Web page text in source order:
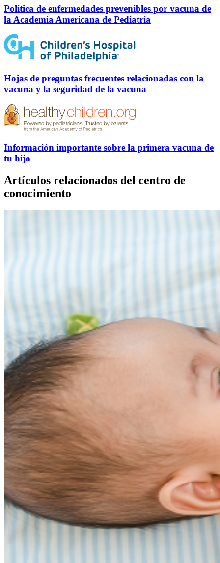
Política de enfermedades prevenibles por vacuna de
la Academia Americana de Pediatría
Hojas de preguntas frecuentes relacionadas con la
vacuna y la seguridad de la vacuna
Información importante sobre la primera vacuna de
tu hijo
Artículos relacionados del centro de
conocimiento